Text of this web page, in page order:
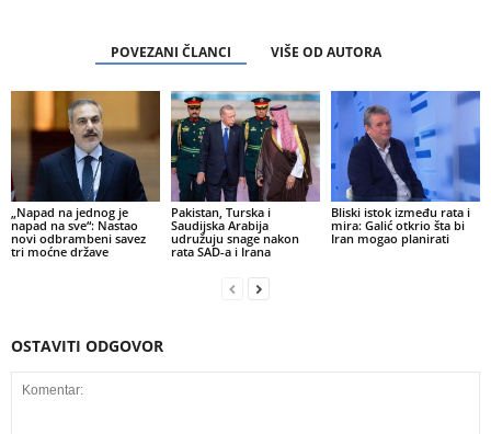
POVEZANI ČLANCI VIŠE OD AUTORA
„Napad na jednog je
napad na sve“: Nastao
novi odbrambeni savez
tri moćne države
Pakistan, Turska i
Saudijska Arabija
udružuju snage nakon
rata SAD-a i Irana
Bliski istok između rata i
mira: Galić otkrio šta bi
Iran mogao planirati
OSTAVITI ODGOVOR